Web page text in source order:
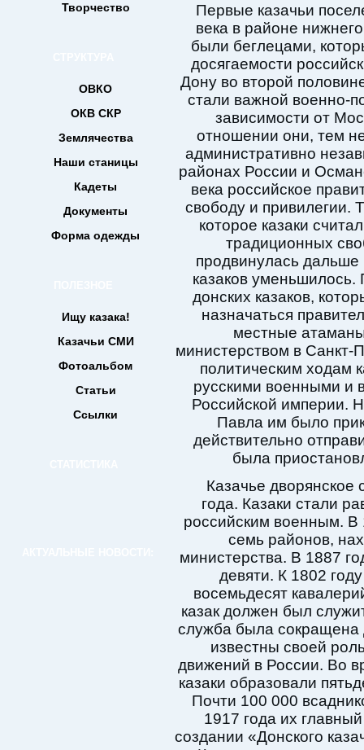
Творчество
ОВКО
ОКВ СКР
Землячества
Наши станицы
Кадеты
Документы
Форма одежды
Ищу казака!
Казачьи СМИ
Фотоальбом
Статьи
Ссылки
Первые казачьи
века в районе
были беглецами,
досягаемости
Дону во второй
стали важной военно-
зависимости от
отношении они, тем
административно
районах России и
века российское
свободу и привилегии.
которое казаки
традиционных
продвинулась дальше
казаков
донских казаков,
назначаться
местные
министерством в Санкт-
политическим ходам
русскими военными и
Российской империи.
Павла им было
действительно
была
Казачье дворянское
года. Казаки стали
российским военным. В
семь районов,
министерства. В 1887
девяти. К 1802
восемьдесят
казак должен был
служба была сокращена
известны своей
движений в России. Во
казаки образовали
Почти 100 000
1917 года их
создании «Донского